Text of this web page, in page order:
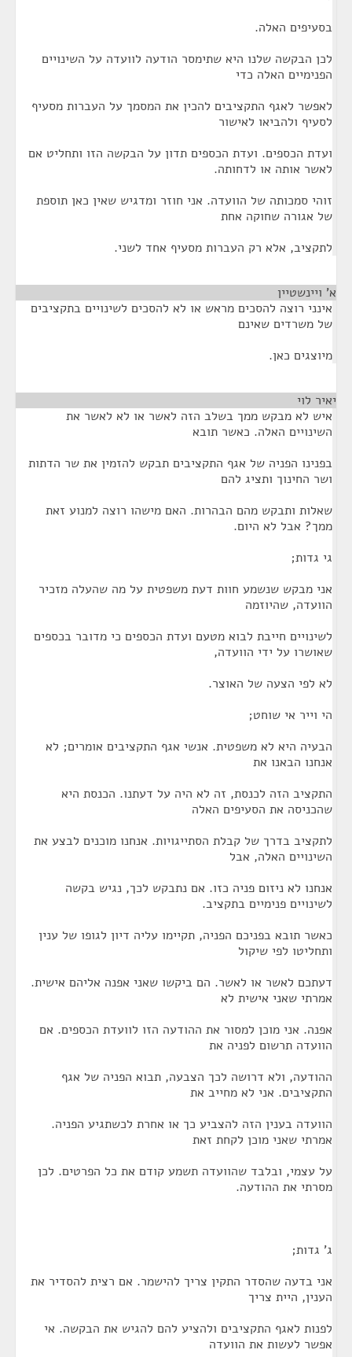
בסעיפים האלה.
לכן הבקשה שלנו היא שתימסר הודעה לוועדה על השינויים
הפנימיים האלה כדי
לאפשר לאגף התקציבים להכין את המסמך על העברות מסעיף
לסעיף ולהביאו לאישור
ועדת הכספים. ועדת הכספים תדון על הבקשה הזו ותחליט אם
לאשר אותה או לדחותה.
זוהי סמכותה של הוועדה. אני חוזר ומדגיש שאין כאן תוספת
של אגורה שחוקה אחת
לתקציב, אלא רק העברות מסעיף אחד לשני.
א' ויינשטיין
אינני רוצה להסכים מראש או לא להסכים לשינויים בתקציבים
של משרדים שאינם
מיוצגים כאן.
יאיר לוי
איש לא מבקש ממך בשלב הזה לאשר או לא לאשר את
השינויים האלה. כאשר תובא
בפנינו הפניה של אגף התקציבים תבקש להזמין את שר הדתות
ושר החינוך ותציג להם
שאלות ותבקש מהם הבהרות. האם מישהו רוצה למנוע זאת
ממך? אבל לא היום.
גי גדות;
אני מבקש שנשמע חוות דעת משפטית על מה שהעלה מזכיר
הוועדה, שהיוזמה
לשינויים חייבת לבוא מטעם ועדת הכספים כי מדובר בכספים
שאושרו על ידי הוועדה,
לא לפי הצעה של האוצר.
הי וייר אי שוחט;
הבעיה היא לא משפטית. אנשי אגף התקציבים אומרים; לא
אנחנו הבאנו את
התקציב הזה לכנסת, זה לא היה על דעתנו. הכנסת היא
שהכניסה את הסעיפים האלה
לתקציב בדרך של קבלת הסתייגויות. אנחנו מוכנים לבצע את
השינויים האלה, אבל
אנחנו לא ניזום פניה כזו. אם נתבקש לכך, נגיש בקשה
לשינויים פנימיים בתקציב.
כאשר תובא בפניכם הפניה, תקיימו עליה דיון לגופו של ענין
ותחליטו לפי שיקול
דעתכם לאשר או לאשר. הם ביקשו שאני אפנה אליהם אישית.
אמרתי שאני אישית לא
אפנה. אני מוכן למסור את ההודעה הזו לוועדת הכספים. אם
הוועדה תרשום לפניה את
ההודעה, ולא דרושה לכך הצבעה, תבוא הפניה של אגף
התקציבים. אני לא מחייב את
הוועדה בענין הזה להצביע כך או אחרת לכשתגיע הפניה.
אמרתי שאני מוכן לקחת זאת
על עצמי, ובלבד שהוועדה תשמע קודם את כל הפרטים. לכן
מסרתי את ההודעה.
ג' גדות;
אני בדעה שהסדר התקין צריך להישמר. אם רצית להסדיר את
הענין, היית צריך
לפנות לאגף התקציבים ולהציע להם להגיש את הבקשה. אי
אפשר לעשות את הוועדה